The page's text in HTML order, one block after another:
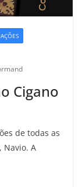
Cigano
de todas as
Navio. A